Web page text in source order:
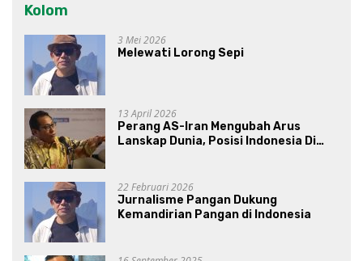
Kolom
3 Mei 2026
Melewati Lorong Sepi
13 April 2026
Perang AS-Iran Mengubah Arus
Lanskap Dunia, Posisi Indonesia Di
22 Februari 2026
Jurnalisme Pangan Dukung
Kemandirian Pangan di Indonesia